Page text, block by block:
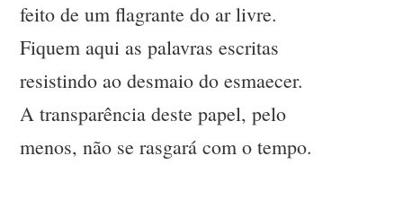
feito de um flagrante do ar livre.
Fiquem aqui as palavras escritas
resistindo ao desmaio do esmaecer.
A transparência deste papel, pelo
menos, não se rasgará com o tempo.